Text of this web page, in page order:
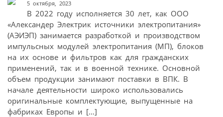
5 октября, 2023
В 2022 году исполняется 30 лет, как ООО
«Александер Электрик источники электропитания»
(АЭИЭП) занимается разработкой и производством
импульсных модулей электропитания (МП), блоков
на их основе и фильтров как для гражданских
применений, так и в военной технике. Основной
объем продукции занимают поставки в ВПК. В
начале деятельности широко использовались
оригинальные комплектующие, выпущенные на
фабриках Европы и […]